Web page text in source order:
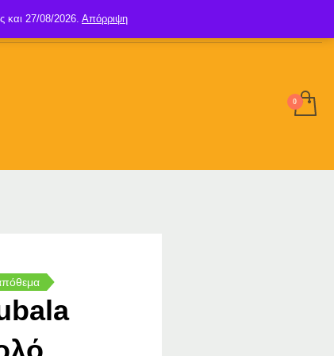
SIGN UP LOGIN
και 27/08/2026. Απόρριψη